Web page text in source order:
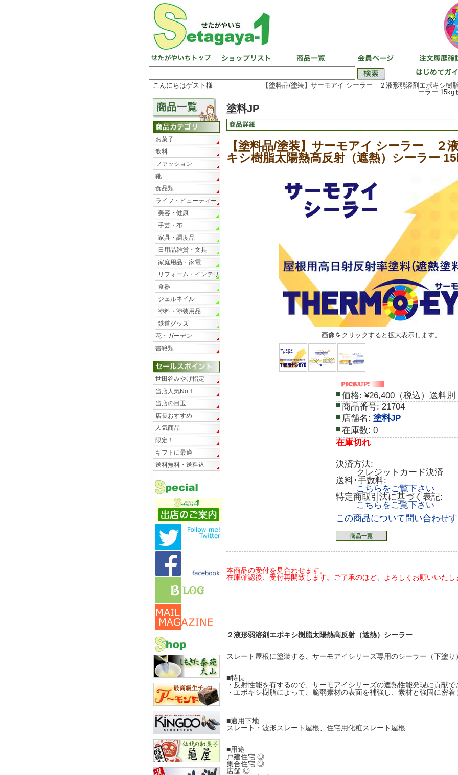
こんにちはゲスト様
【塗料品/塗装】サーモアイ シーラー ２液形弱溶剤エポキシ樹
ーラー 15kg
塗料JP
【塗料品/塗装】サーモアイ シーラー ２
キシ樹脂太陽熱高反射（遮熱）シーラー
画像をクリックすると拡大表示します。
価格: ¥26,400（税込）送料別
商品番号: 21704
店舗名: 塗料JP
在庫数: 0
在庫切れ
決済方法:
クレジットカード決済
送料･手数料:
こちらをご覧下さい
特定商取引法に基づく表記:
こちらをご覧下さい
この商品について問い合わせ
本商品の受付を見合わせます。
在庫確認後、受付再開致します。ご了承のほど、よろしくお願いいた
２液形弱溶剤エポキシ樹脂太陽熱高反射（遮熱）シーラー
スレート屋根に塗装する、サーモアイシリーズ専用のシーラー（下塗り
■特長
・反射性能を有するので、サーモアイシリーズの遮熱性能発現に貢献で
・エポキシ樹脂によって、脆弱素材の表面を補強し、素材と強固に密着
■適用下地
スレート・波形スレート屋根、住宅用化粧スレート屋根
■用途
戸建住宅 ◎
集合住宅 ◎
店舗 ◎
お菓子
飲料
ファッション
靴
食品類
ライフ・ビューティー
美容・健康
手芸・布
家具・調度品
日用品雑貨・文具
家庭用品・家電
リフォーム・インテリ
ア
食器
ジェルネイル
塗料・塗装用品
鉄道グッズ
花・ガーデン
書籍類
世田谷みやげ指定
当店人気No１
当店の目玉
店長おすすめ
人気商品
限定！
ギフトに最適
送料無料・送料込